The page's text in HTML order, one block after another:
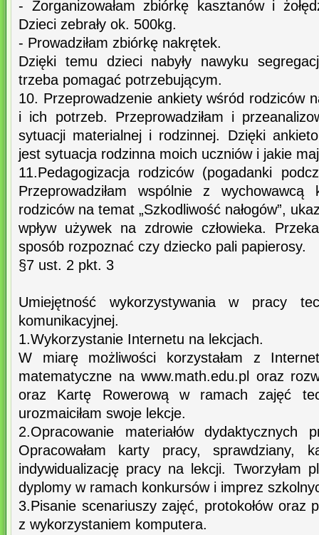
- Zorganizowałam zbiórkę kasztanów i
Dzieci zebrały ok. 500kg.
- Prowadziłam zbiórkę nakrętek.
Dzięki temu dzieci nabyły nawyku
trzeba pomagać potrzebującym.
10. Przeprowadzenie ankiety wśród rodziców
i ich potrzeb. Przeprowadziłam i
sytuacji materialnej i rodzinnej. Dzięki
jest sytuacja rodzinna moich uczniów i jakie
11.Pedagogizacja rodziców (pogadanki
Przeprowadziłam wspólnie z wychowawcą
rodziców na temat „Szkodliwość nałogów”,
wpływ używek na zdrowie człowieka.
sposób rozpoznać czy dziecko pali papierosy.
§7 ust. 2 pkt. 3
Umiejętność wykorzystywania w pracy
komunikacyjnej.
1.Wykorzystanie Internetu na lekcjach.
W miarę możliwości korzystałam z
matematyczne na www.math.edu.pl oraz
oraz Kartę Rowerową w ramach zajęć
urozmaiciłam swoje lekcje.
2.Opracowanie materiałów dydaktycznych
Opracowałam karty pracy, sprawdziany,
indywidualizację pracy na lekcji. Tworzyłam
dyplomy w ramach konkursów i imprez
3.Pisanie scenariuszy zajęć, protokołów oraz
z wykorzystaniem komputera.